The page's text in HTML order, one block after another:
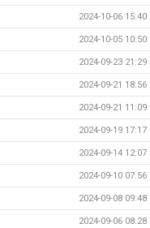
2024-10-06 15:40
2024-10-05 10:50
2024-09-23 21:29
2024-09-21 18:56
2024-09-21 11:09
2024-09-19 17:17
2024-09-14 12:07
2024-09-10 07:56
2024-09-08 09:48
2024-09-06 08:28